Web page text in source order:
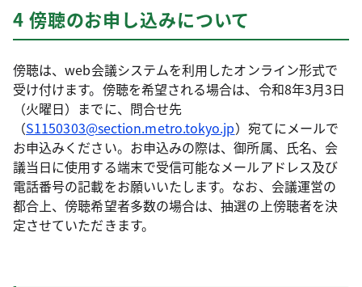
4 傍聴のお申し込みについて
傍聴は、web会議システムを利用したオンライン形式で
受け付けます。傍聴を希望される場合は、令和8年3月3日
（火曜日）までに、問合せ先
（S1150303@section.metro.tokyo.jp）宛てにメールで
お申込みください。お申込みの際は、御所属、氏名、会
議当日に使用する端末で受信可能なメールアドレス及び
電話番号の記載をお願いいたします。なお、会議運営の
都合上、傍聴希望者多数の場合は、抽選の上傍聴者を決
定させていただきます。